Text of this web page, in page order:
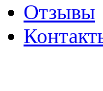
Отзывы